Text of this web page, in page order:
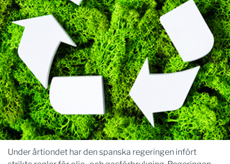
Under årtiondet har den spanska regeringen infört